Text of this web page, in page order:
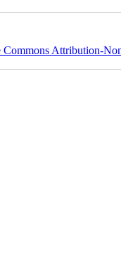
Commons Attribution-